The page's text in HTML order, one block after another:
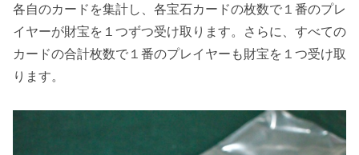
各自のカードを集計し、各宝石カードの枚数で１番のプレ
イヤーが財宝を１つずつ受け取ります。さらに、すべての
カードの合計枚数で１番のプレイヤーも財宝を１つ受け取
ります。